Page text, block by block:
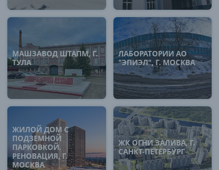
МАШЗАВОД ШТАПМ, Г.
ТУЛА
ЛАБОРАТОРИИ АО
"ЭПИЭЛ", Г. МОСКВА
ЖИЛОЙ ДОМ С
ПОДЗЕМНОЙ
ПАРКОВКОЙ.
РЕНОВАЦИЯ, Г.
МОСКВА
ЖК ОГНИ ЗАЛИВА, Г.
САНКТ-ПЕТЕРБУРГ